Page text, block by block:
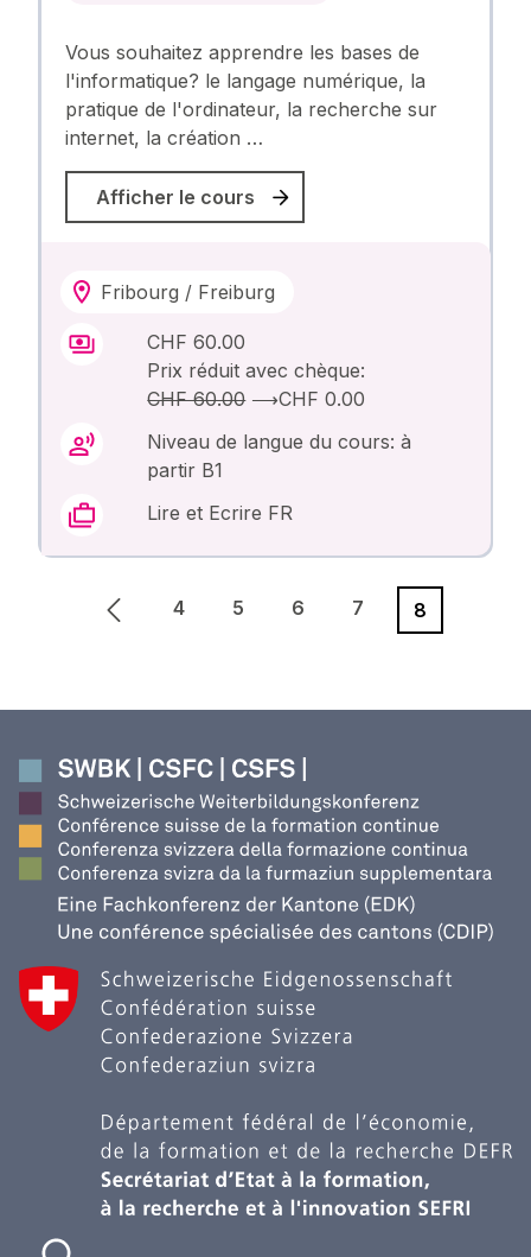
Vous souhaitez apprendre les bases de
l'informatique? le langage numérique, la
pratique de l'ordinateur, la recherche sur
internet, la création …
Afficher le cours
Fribourg / Freiburg
CHF 60.00
Prix réduit avec chèque:
CHF 60.00⟶CHF 0.00
Niveau de langue du cours: à
partir B1
Lire et Ecrire FR
4 5 6 7 8